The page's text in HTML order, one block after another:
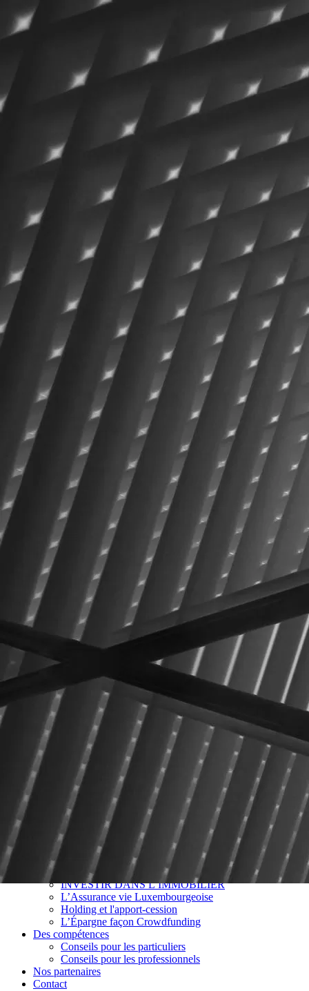
Espace membres
Notre cabinet
Notre histoire
Nos valeurs
Notre équipe
Notre méthode
Le bilan patrimonial
Le parcours client
Vos besoins
RÉDUIRE VOS IMPÔTS
PLACER VOTRE ARGENT
PRÉPARER SA RETRAITE
INVESTIR DANS L’IMMOBILIER
L’Assurance vie Luxembourgeoise
Holding et l'apport-cession
L’Épargne façon Crowdfunding
Des compétences
Conseils pour les particuliers
Conseils pour les professionnels
Nos partenaires
Contact